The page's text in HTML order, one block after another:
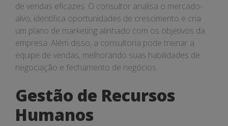
de vendas eficazes. O consultor analisa o mercado-
alvo, identifica oportunidades de crescimento e cria
um plano de marketing alinhado com os objetivos da
empresa. Além disso, a consultoria pode treinar a
equipe de vendas, melhorando suas habilidades de
negociação e fechamento de negócios.
Gestão de Recursos
Humanos